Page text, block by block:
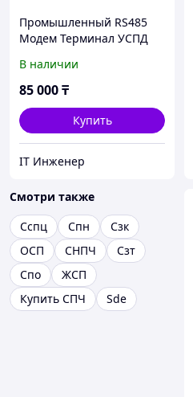
Промышленный RS485
Модем Терминал УСПД
В наличии
85 000₸
Купить
IT Инженер
Смотри также
Сспц
Спн
Сзк
ОСП
СНПЧ
Сзт
Спо
ЖСП
Купить СПЧ
Sde